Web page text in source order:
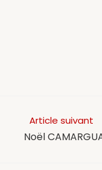
Article suivant
Noël